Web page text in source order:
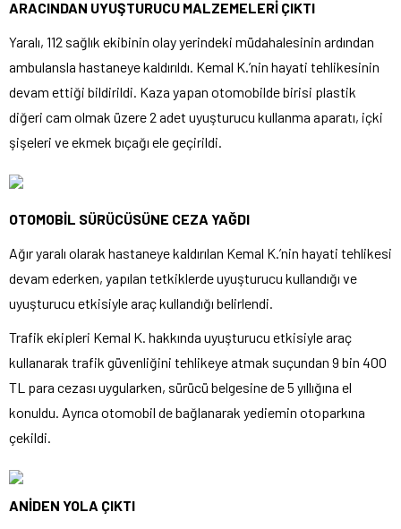
ARACINDAN UYUŞTURUCU MALZEMELERİ ÇIKTI
Yaralı, 112 sağlık ekibinin olay yerindeki müdahalesinin ardından
ambulansla hastaneye kaldırıldı. Kemal K.’nin hayati tehlikesinin
devam ettiği bildirildi. Kaza yapan otomobilde birisi plastik
diğeri cam olmak üzere 2 adet uyuşturucu kullanma aparatı, içki
şişeleri ve ekmek bıçağı ele geçirildi.
OTOMOBİL SÜRÜCÜSÜNE CEZA YAĞDI
Ağır yaralı olarak hastaneye kaldırılan Kemal K.’nin hayati tehlikesi
devam ederken, yapılan tetkiklerde uyuşturucu kullandığı ve
uyuşturucu etkisiyle araç kullandığı belirlendi.
Trafik ekipleri Kemal K. hakkında uyuşturucu etkisiyle araç
kullanarak trafik güvenliğini tehlikeye atmak suçundan 9 bin 400
TL para cezası uygularken, sürücü belgesine de 5 yıllığına el
konuldu. Ayrıca otomobil de bağlanarak yediemin otoparkına
çekildi.
ANİDEN YOLA ÇIKTI